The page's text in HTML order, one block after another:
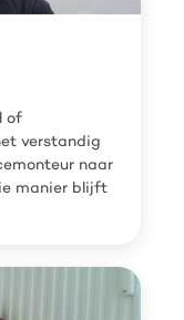
of
verstandig
naar
manier blijft